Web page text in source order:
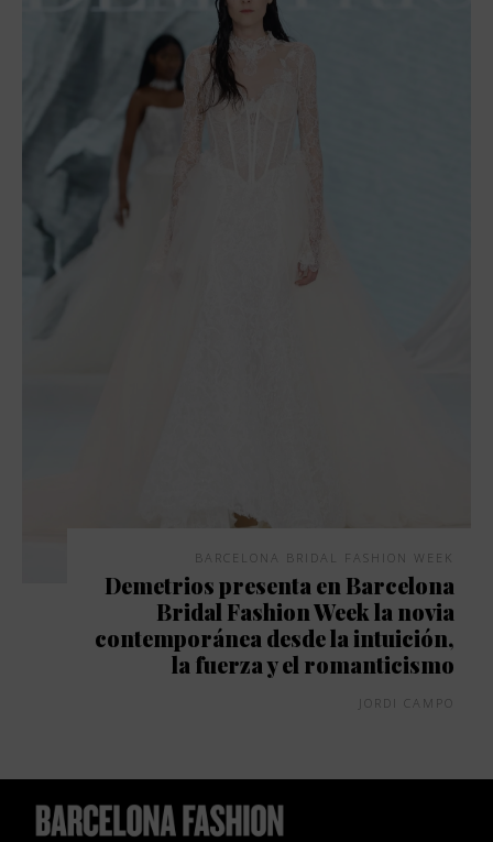
BARCELONA BRIDAL FASHION WEEK
Demetrios presenta en Barcelona
Bridal Fashion Week la novia
contemporánea desde la intuición,
la fuerza y el romanticismo
JORDI CAMPO